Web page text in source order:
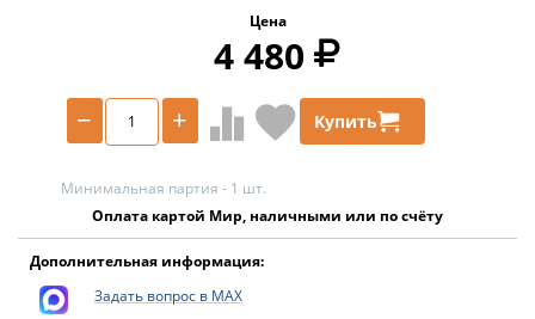
Цена
4 480
+
− Купить
Минимальная партия - 1 шт.
Оплата картой Мир, наличными или по счёту
Дополнительная информация:
Задать вопрос в MAX